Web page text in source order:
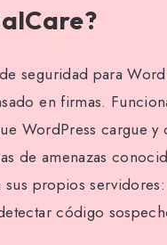
seguridad para
en firmas.
WordPress cargue
de amenazas
propios
código